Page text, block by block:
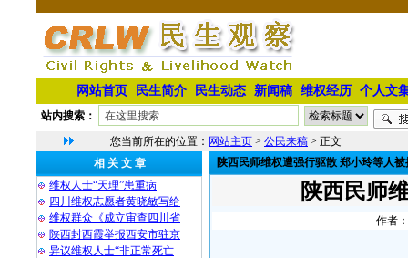
网站首页 民生简介 民生动态 新闻稿 维权经历 个人文
站内搜索：
您当前所在的位置： 网站主页 > 公民来稿 > 正文
相 关 文 章
维权人士“天理”患重病
四川维权志愿者黄晓敏写给
维权群众《成立审查四川省
陕西封西霞举报西安市驻京
异议维权人士“非正常死亡
陕西民师维权遭强行驱散 郑小玲等人
陕西民师
作者